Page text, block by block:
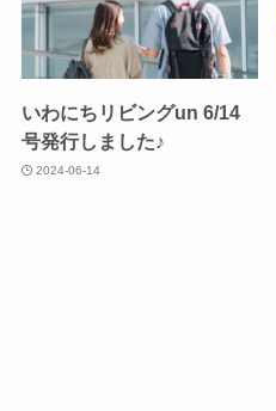
いわにちリビングun 6/14
号発行しました♪
2024-06-14